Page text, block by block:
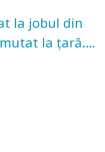
la jobul din
la țară.
grădina